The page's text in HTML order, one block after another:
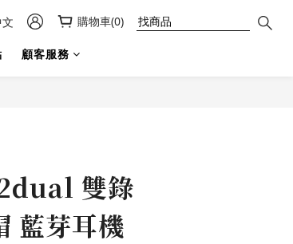
購物車(0)
顧客服務
雙錄
藍芽耳機